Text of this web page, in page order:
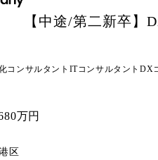
係の異なるステークホルダーを巻き込みながら、新スキ
紙管理による業務非効率化に対
【中途/第二新卒】
コンサルタント ITコンサルタントDX
万円
区